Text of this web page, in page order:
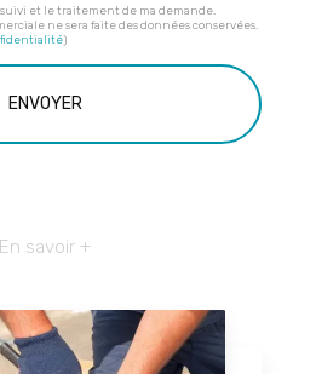
et le traitement de ma demande.
ne sera faite des données conservées.
)
En savoir +